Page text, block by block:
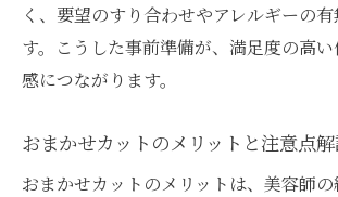
く、要望のすり合わせやアレルギーの
す。こうした事前準備が、満足度の高
感につながります。
おまかせカットのメリットと注意点
おまかせカットのメリットは、美容師